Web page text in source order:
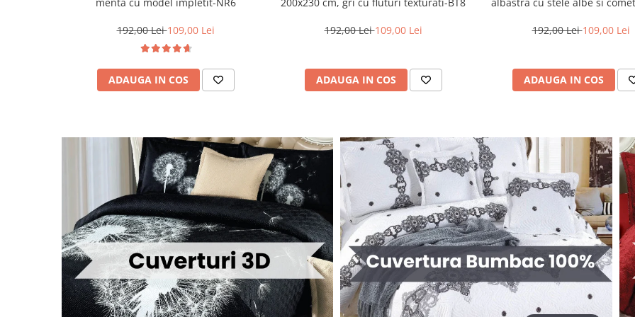
192,00 Lei109,00 Lei
ADAUGA IN COS
192,00 Lei109,00 Lei
ADAUGA IN COS
192,00 Lei109,00 Lei
ADAUGA IN COS